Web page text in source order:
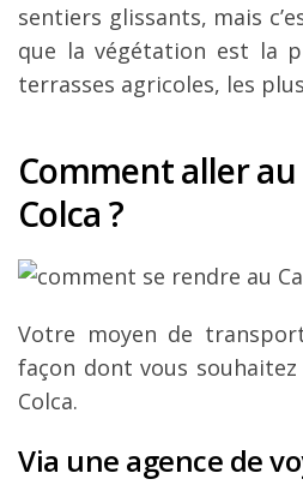
sentiers glissants, mais
que la végétation est la
terrasses agricoles, les
Comment aller au
Colca ?
Votre moyen de
façon dont vous
Colca.
Via une agence de